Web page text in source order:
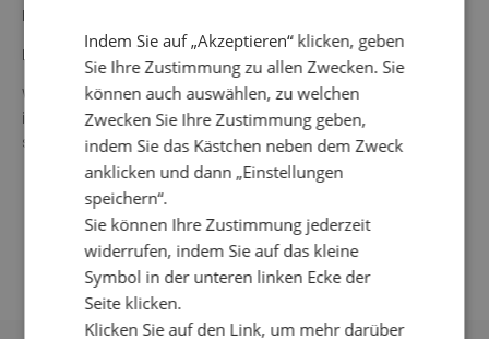
Farbe: Mehrfarbig
Material: 82 % Tencel, 18 % Nylon
Waschanleitung: 30° Feinwäsche, kein Einweichen, nicht
im Trockner trocknen, keine Bleichmittel verwenden, bei
schwacher Hitze bügeln, nicht chemisch reinigen.
Indem Sie auf „Akzeptieren“ klicken, geben
Sie Ihre Zustimmung zu allen Zwecken. Sie
können auch auswählen, zu welchen
Zwecken Sie Ihre Zustimmung geben,
indem Sie das Kästchen neben dem Zweck
anklicken und dann „Einstellungen
speichern“.
Sie können Ihre Zustimmung jederzeit
widerrufen, indem Sie auf das kleine
Symbol in der unteren linken Ecke der
Seite klicken.
Klicken Sie auf den Link, um mehr darüber